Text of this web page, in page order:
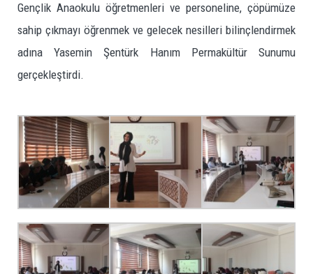
Gençlik Anaokulu öğretmenleri ve personeline, çöpümüze
sahip çıkmayı öğrenmek ve gelecek nesilleri bilinçlendirmek
adına Yasemin Şentürk Hanım Permakültür Sunumu
gerçekleştirdi.